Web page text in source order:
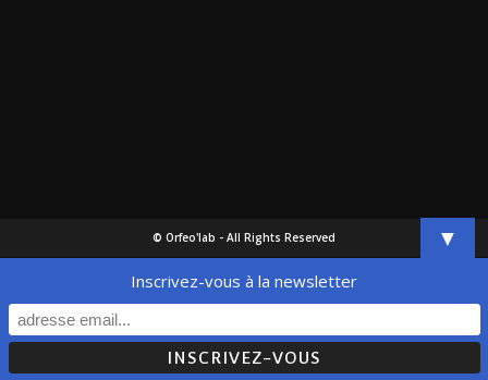
© Orfeo'lab - All Rights Reserved ▼
Inscrivez-vous à la newsletter